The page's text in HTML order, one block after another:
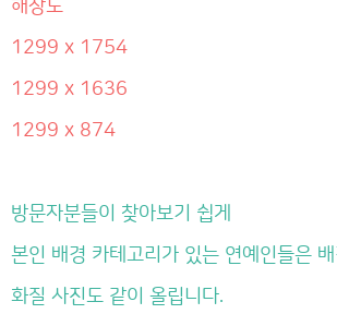
해상도
1299 x 1754
1299 x 1636
1299 x 874
방문자분들이 찾아보기 쉽게
본인 배경 카테고리가 있는 연예인들은
화질 사진도 같이 올립니다.